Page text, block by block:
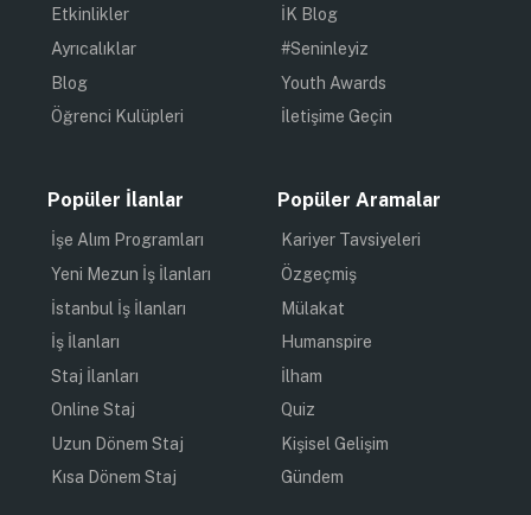
Etkinlikler
Ayrıcalıklar
Blog
Öğrenci Kulüpleri
İK Blog
#Seninleyiz
Youth Awards
İletişime Geçin
Popüler İlanlar
İşe Alım Programları
Yeni Mezun İş İlanları
İstanbul İş İlanları
İş İlanları
Staj İlanları
Online Staj
Uzun Dönem Staj
Kısa Dönem Staj
Popüler Aramalar
Kariyer Tavsiyeleri
Özgeçmiş
Mülakat
Humanspire
İlham
Quiz
Kişisel Gelişim
Gündem